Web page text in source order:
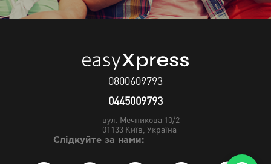
0800609793
0445009793
вул. Мечникова 10/2
01133 Київ, Україна
Слідкуйте за нами: